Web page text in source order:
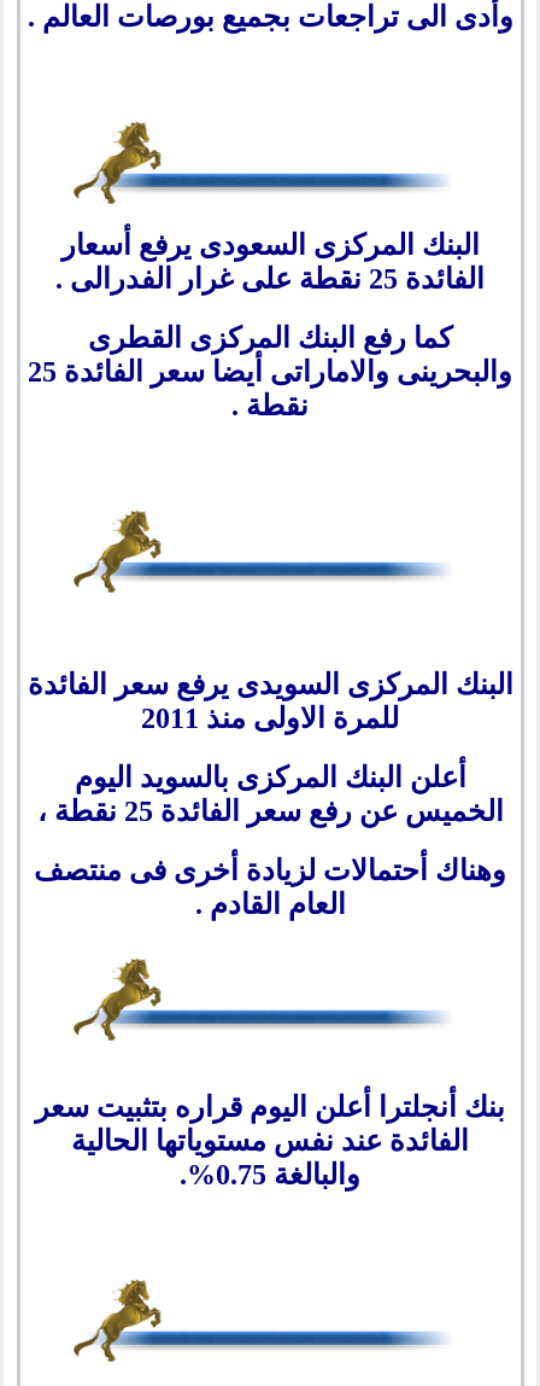
وأدى الى تراجعات بجميع بورصات العالم .
البنك المركزى السعودى يرفع أسعار
الفائدة 25 نقطة على غرار الفدرالى .
كما رفع البنك المركزى القطرى
والبحرينى والاماراتى أيضا سعر الفائدة 25
نقطة .
البنك المركزى السويدى يرفع سعر الفائدة
للمرة الاولى منذ 2011
أعلن البنك المركزى بالسويد اليوم
الخميس عن رفع سعر الفائدة 25 نقطة ،
وهناك أحتمالات لزيادة أخرى فى منتصف
العام القادم .
بنك أنجلترا أعلن اليوم قراره بتثبيت سعر
الفائدة عند نفس مستوياتها الحالية
والبالغة 0.75%.